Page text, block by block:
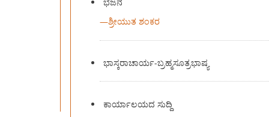
—ಶ್ರೀಯುತ ಶಂಕರ
ಭಾಸ್ಕರಾಚಾರ್ಯ-ಬ್ರಹ್ಮಸೂತ್ರಭಾಷ್ಯ
ಕಾರ್ಯಾಲಯದ ಸುದ್ದಿ